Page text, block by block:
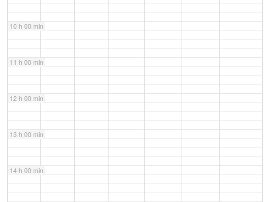
10 h 00 min
11 h 00 min
12 h 00 min
13 h 00 min
14 h 00 min